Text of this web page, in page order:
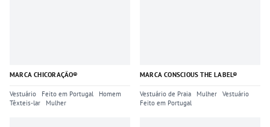
MARCA CHICORAÇÃO®
Vestuário Feito em Portugal
Homem
Têxteis-lar
Mulher
MARCA CONSCIOUS THE LABEL®
Vestuário de Praia Mulher
Vestuário
Feito em Portugal